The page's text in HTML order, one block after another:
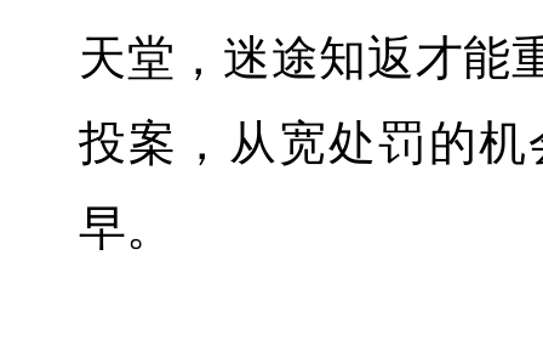
天堂，迷途知返才能
投案，从宽处罚的
早。